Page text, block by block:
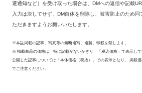
選通知など）を受け取った場合は、DMへの返信や記載
入力は決してせず、DM自体を削除し、被害防止のため
ただきますようお願いいたします。
※本誌掲載の記事、写真等の無断複写、複製、転載を禁じます。
※ 掲載商品の価格は、特に記載がないかぎり、「税込価格」で表示して
公開した記事については「本体価格（税抜）」での表示となり、 掲載
でご注意ください。